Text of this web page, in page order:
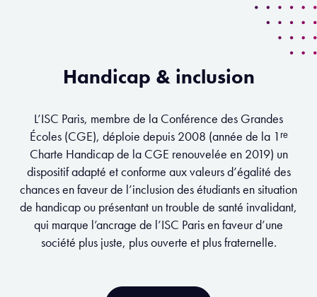
Handicap & inclusion
L’ISC Paris, membre de la Conférence des Grandes
Écoles (CGE), déploie depuis 2008 (année de la 1ʳᵉ
Charte Handicap de la CGE renouvelée en 2019) un
dispositif adapté et conforme aux valeurs d’égalité des
chances en faveur de l’inclusion des étudiants en situation
de handicap ou présentant un trouble de santé invalidant,
qui marque l’ancrage de l’ISC Paris en faveur d’une
société plus juste, plus ouverte et plus fraternelle.